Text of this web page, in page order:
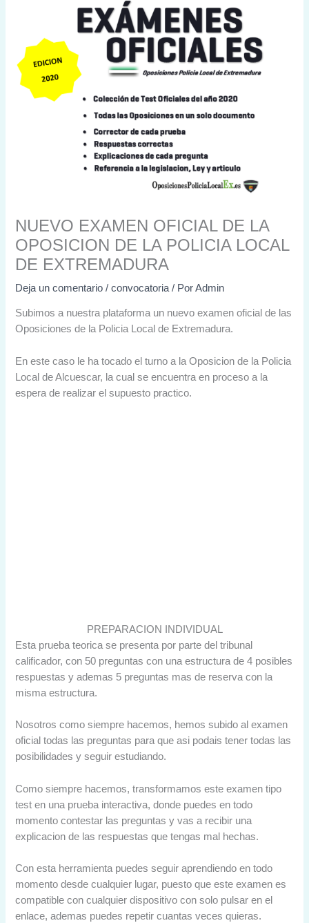
NUEVO EXAMEN OFICIAL DE LA
OPOSICION DE LA POLICIA LOCAL
DE EXTREMADURA
Deja un comentario /convocatoria / PorAdmin
Subimos a nuestra plataforma un nuevo examen oficial de las
Oposiciones de la Policia Local de Extremadura.
En este caso le ha tocado el turno a la Oposicion de la Policia
Local de Alcuescar, la cual se encuentra en proceso a la
espera de realizar el supuesto practico.
PREPARACION INDIVIDUAL
Esta prueba teorica se presenta por parte del tribunal
calificador, con 50 preguntas con una estructura de 4 posibles
respuestas y ademas 5 preguntas mas de reserva con la
misma estructura.
Nosotros como siempre hacemos, hemos subido al examen
oficial todas las preguntas para que asi podais tener todas las
posibilidades y seguir estudiando.
Como siempre hacemos, transformamos este examen tipo
test en una prueba interactiva, donde puedes en todo
momento contestar las preguntas y vas a recibir una
explicacion de las respuestas que tengas mal hechas.
Con esta herramienta puedes seguir aprendiendo en todo
momento desde cualquier lugar, puesto que este examen es
compatible con cualquier dispositivo con solo pulsar en el
enlace, ademas puedes repetir cuantas veces quieras.